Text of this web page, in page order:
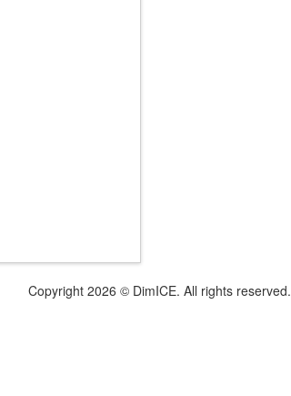
Copyright 2026 © DimICE. All rights reserved.